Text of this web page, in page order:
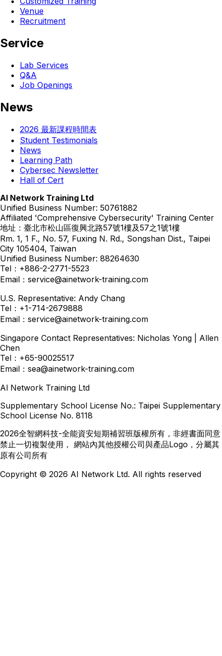
Venue
Recruitment
Service
Lab Services
Q&A
Job Openings
News
2026 最新課程時間表
Student Testimonials
News
Learning Path
Cybersec Newsletter
Hall of Cert
Al Network Training Ltd
Unified Business Number: 50761882
Affiliated 'Comprehensive Cybersecurity' Training Center
地址：臺北市松山區復興北路57號1樓及57之1號1樓
Rm. 1, 1 F., No. 57, Fuxing N. Rd., Songshan Dist., Taipei
City 105404, Taiwan
Unified Business Number: 88264630
Tel：+886-2-2771-5523
Email：service@ainetwork-training.com
U.S. Representative: Andy Chang
Tel：+1-714-2679888
Email：service@ainetwork-training.com
Singapore Contact Representatives: Nicholas Yong | Allen
Chen
Tel：+65-90025517
Email：sea@ainetwork-training.com
Al Network Training Ltd
Supplementary School License No.: Taipei Supplementary
School License No. 8118
2026全智網科技-全能資安短期補習班版權所有，非經書面同意
禁止一切複製使用， 網站內其他授權公司與產品Logo，分屬其
原有公司所有
Copyright © 2026 AI Network Ltd. All rights reserved